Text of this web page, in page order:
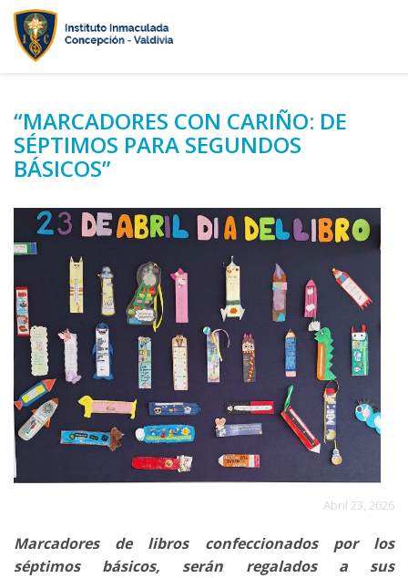
“MARCADORES CON CARIÑO: DE
SÉPTIMOS PARA SEGUNDOS
BÁSICOS”
Abril 23, 2026
Marcadores de libros confeccionados por los
séptimos básicos, serán regalados a sus